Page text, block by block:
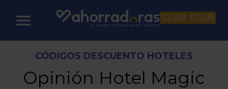
CLUB CLUB
CÓDIGOS DESCUENTO HOTELES
Opinión Hotel Magic